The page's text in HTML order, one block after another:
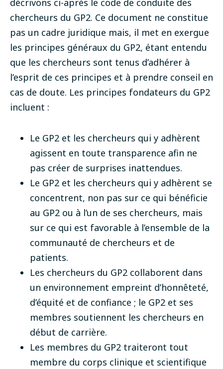
décrivons ci-après le code de conduite des
chercheurs du GP2. Ce document ne constitue
pas un cadre juridique mais, il met en exergue
les principes généraux du GP2, étant entendu
que les chercheurs sont tenus d’adhérer à
l’esprit de ces principes et à prendre conseil en
cas de doute. Les principes fondateurs du GP2
incluent :
Le GP2 et les chercheurs qui y adhèrent
agissent en toute transparence afin ne
pas créer de surprises inattendues.
Le GP2 et les chercheurs qui y adhèrent se
concentrent, non pas sur ce qui bénéficie
au GP2 ou à l’un de ses chercheurs, mais
sur ce qui est favorable à l’ensemble de la
communauté de chercheurs et de
patients.
Les chercheurs du GP2 collaborent dans
un environnement empreint d’honnêteté,
d’équité et de confiance ; le GP2 et ses
membres soutiennent les chercheurs en
début de carrière.
Les membres du GP2 traiteront tout
membre du corps clinique et scientifique